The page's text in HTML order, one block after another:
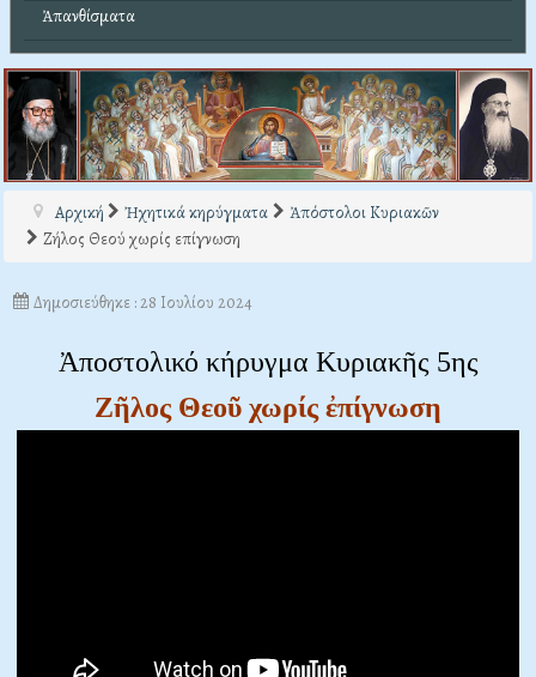
Ἀπανθίσματα
Αρχική Ἠχητικά κηρύγματα
Ἀπόστολοι Κυριακῶν
Ζήλος Θεού χωρίς επίγνωση
Δημοσιεύθηκε : 28 Ιουλίου 2024
Ἀποστολικό κήρυγμα Κυριακῆς 5ης
Ζῆλος Θεοῦ χωρίς ἐπίγνωση